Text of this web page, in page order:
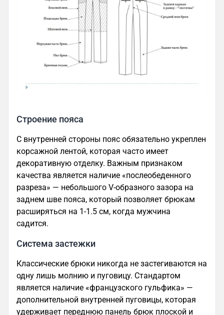
Строение пояса
С внутренней стороны пояс обязательно укреплен
корсажной лентой, которая часто имеет
декоративную отделку. Важным признаком
качества является наличие «послеобеденного
разреза» — небольшого V-образного зазора на
заднем шве пояса, который позволяет брюкам
расширяться на 1-1.5 см, когда мужчина
садится.
Система застежки
Классические брюки никогда не застегиваются на
одну лишь молнию и пуговицу. Стандартом
является наличие «французского гульфика» —
дополнительной внутренней пуговицы, которая
удерживает переднюю панель брюк плоской и